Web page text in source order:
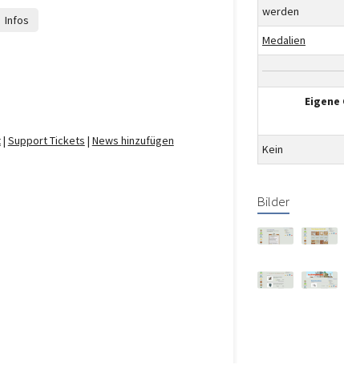
Infos
| Support Tickets | News hinzufügen
werden
Medalien
Kein
Bilder